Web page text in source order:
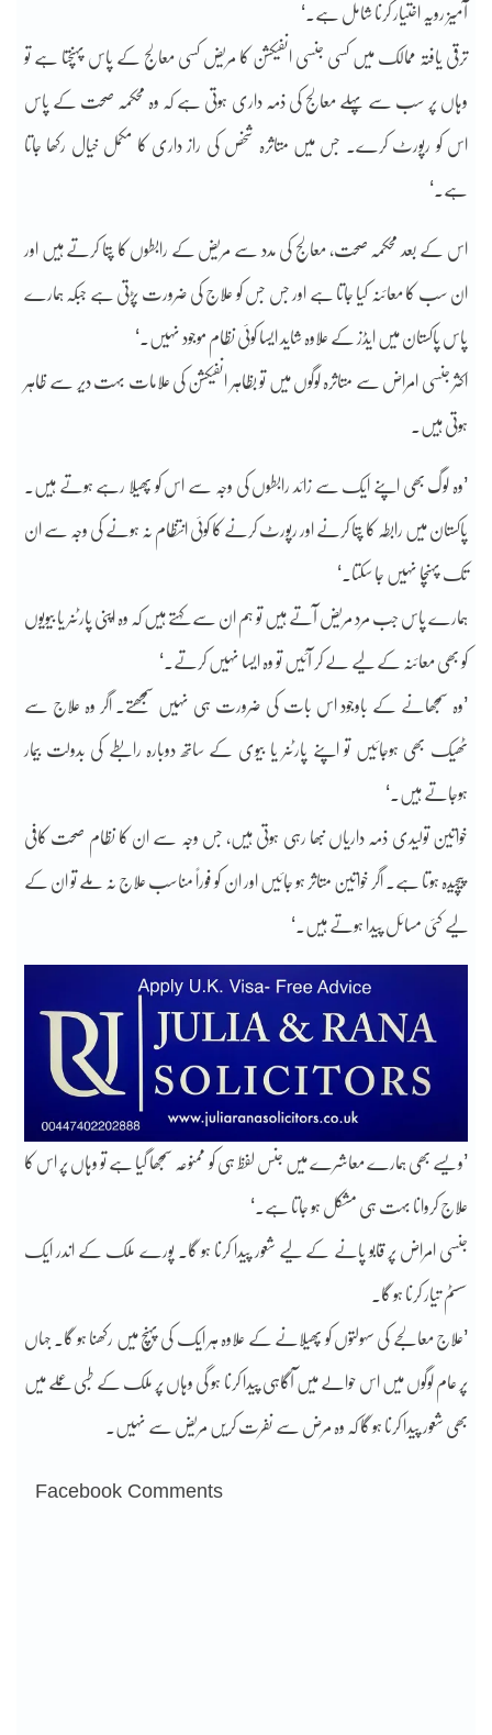
آمیز رویہ اختیار کرنا شامل ہے۔‘
ترقی یافتہ ممالک میں کسی جنسی انفیکشن کا مریض کسی معالج کے پاس پہنچتا ہے تو
وہاں پر سب سے پہلے معالج کی ذمہ داری ہوتی ہے کہ وہ محکمہ صحت کے پاس
اس کو رپورٹ کرے۔ جس میں متاثرہ شخص کی راز داری کا مکمل خیال رکھا جاتا
ہے۔‘
اس کے بعد محکمہ صحت، معالج کی مدد سے مریض کے رابطوں کا پتا کرتے ہیں اور
ان سب کا معائنہ کیا جاتا ہے اور جس جس کو علاج کی ضرورت پڑتی ہے جبکہ ہمارے
پاس پاکستان میں ایڈز کے علاوہ شاید ایسا کوئی نظام موجود نہیں۔‘
اکثر جنسی امراض سے متاثرہ لوگوں میں تو بظاہر انفیکشن کی علامات بہت دیر سے ظاہر
ہوتی ہیں۔
’وہ لوگ بھی اپنے ایک سے زائد رابطوں کی وجہ سے اس کو پھیلا رہے ہوتے ہیں۔
پاکستان میں رابطہ کا پتا کرنے اور رپورٹ کرنے کا کوئی انتظام نہ ہونے کی وجہ سے ان
تک پہنچا نہیں جا سکتا۔‘
ہمارے پاس جب مرد مریض آتے ہیں تو ہم ان سے کہتے ہیں کہ وہ اپنی پارٹنر یا بیویوں
کو بھی معائنہ کے لیے لے کر آئیں تو وہ ایسا نہیں کرتے۔‘
’وہ سمجھانے کے باوجود اس بات کی ضرورت ہی نہیں سمجھتے۔ اگر وہ علاج سے
ٹھیک بھی ہوجائیں تو اپنے پارٹنر یا بیوی کے ساتھ دوبارہ رابطے کی بدولت بیمار
ہوجاتے ہیں۔‘
خواتین تولیدی ذمہ داریاں نبھا رہی ہوتی ہیں، جس وجہ سے ان کا نظام صحت کافی
پیچیدہ ہوتا ہے۔ اگر خواتین متاثر ہو جائیں اور ان کو فوراً مناسب علاج نہ ملے تو ان کے
لیے کئی مسائل پیدا ہوتے ہیں۔‘
’ویسے بھی ہمارے معاشرے میں جنس لفظ ہی کو ممنوعہ سمجھا گیا ہے تو وہاں پر اس کا
علاج کروانا بہت ہی مشکل ہو جاتا ہے۔‘
جنسی امراض پر قابو پانے کے لیے شعور پیدا کرنا ہو گا۔ پورے ملک کے اندر ایک
سسٹم تیار کرنا ہو گا۔
’علاج معالجے کی سہولتوں کو پھیلانے کے علاوہ ہر ایک کی پہنچ میں رکھنا ہو گا۔ جہاں
پر عام لوگوں میں اس حوالے میں آگاہی پیدا کرنا ہو گی وہاں پر ملک کے طبی عملے میں
بھی شعور پیدا کرنا ہو گا کہ وہ مرض سے نفرت کریں مریض سے نہیں۔
Facebook Comments